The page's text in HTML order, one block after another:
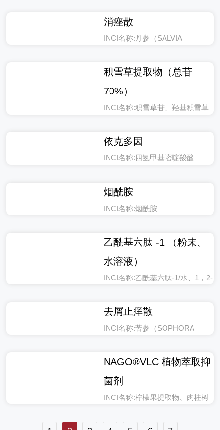
消痤散
（SOPHORA ANGUSTIFOLIA）
根提取物、忍冬（LOUICERA
JAPONICA）花提取物、菊
（CHRYSANTHEMUM
蒲公英（TARAXACUM
SINICUM）提取物、射干
HAPLOCALYX）提取物
积雪草提取物（总苷
70%）
依克多因
烟酰胺
乙酰基六肽 -1 （粉末、
水溶液）
肽-1
去屑止痒散
檗（PHELLODENDRON
AMURENSE）树皮提取物、侧柏
ORIENTALIS）叶提取物、芍药
NAGO®VLC 植物萃取抑
菌剂